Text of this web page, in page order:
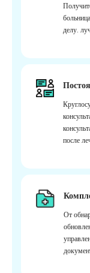
делу.
после
От